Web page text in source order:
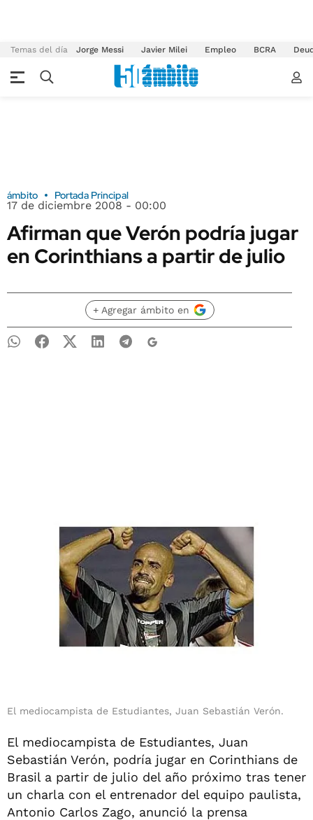
Temas del día Jorge Messi Javier Milei Empleo BCRA
ámbito Portada Principal
17 de diciembre 2008 - 00:00
Afirman que Verón podría jugar
en Corinthians a partir de julio
+ Agregar ámbito en
El mediocampista de Estudiantes, Juan Sebastián Verón.
El mediocampista de Estudiantes, Juan
Sebastián Verón, podría jugar en Corinthians de
Brasil a partir de julio del año próximo tras tener
un charla con el entrenador del equipo paulista,
Antonio Carlos Zago, anunció la prensa